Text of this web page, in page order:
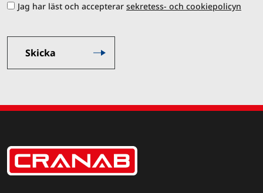
Jag har läst och accepterar sekretess- och cookiepolicyn